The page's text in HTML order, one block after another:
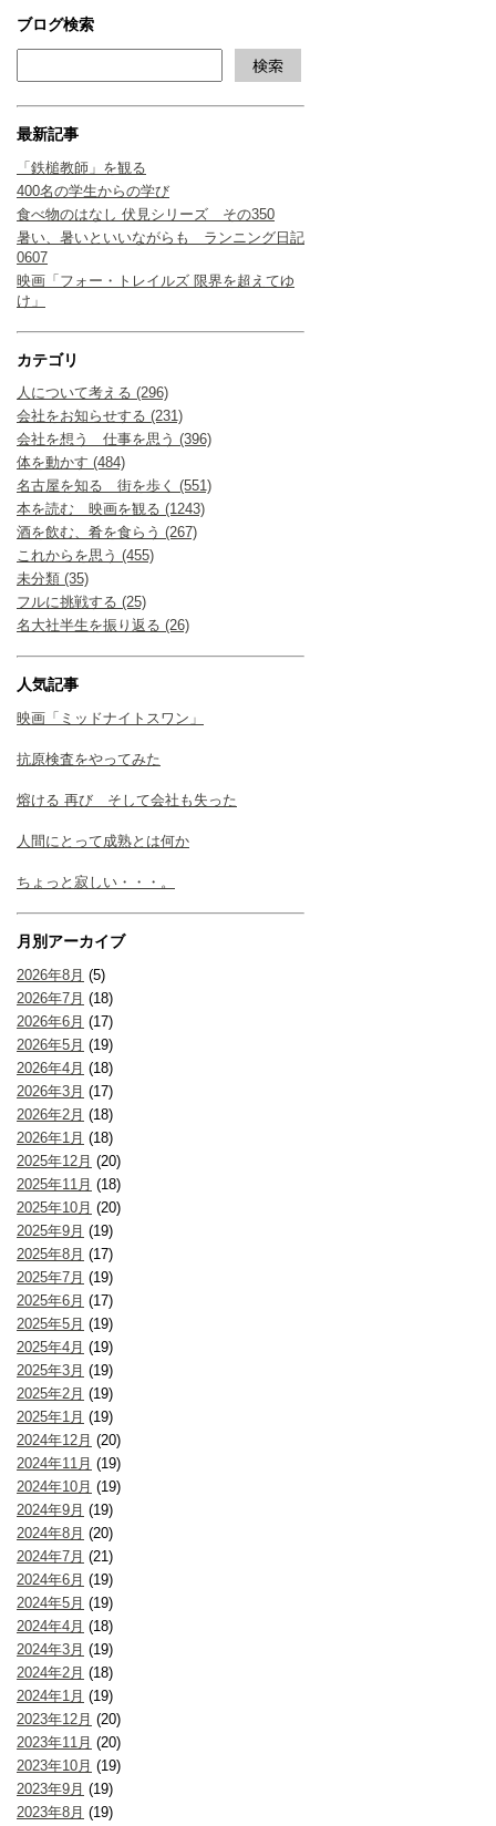
ブログ検索
最新記事
「鉄槌教師」を観る
400名の学生からの学び
食べ物のはなし 伏見シリーズ その350
暑い、暑いといいながらも ランニング日記
0607
映画「フォー・トレイルズ 限界を超えてゆ
け」
カテゴリ
人について考える (296)
会社をお知らせする (231)
会社を想う 仕事を思う (396)
体を動かす (484)
名古屋を知る 街を歩く (551)
本を読む 映画を観る (1243)
酒を飲む、肴を食らう (267)
これからを思う (455)
未分類 (35)
フルに挑戦する (25)
名大社半生を振り返る (26)
人気記事
映画「ミッドナイトスワン」
抗原検査をやってみた
熔ける 再び そして会社も失った
人間にとって成熟とは何か
ちょっと寂しい・・・。
月別アーカイブ
2026年8月 (5)
2026年7月 (18)
2026年6月 (17)
2026年5月 (19)
2026年4月 (18)
2026年3月 (17)
2026年2月 (18)
2026年1月 (18)
2025年12月 (20)
2025年11月 (18)
2025年10月 (20)
2025年9月 (19)
2025年8月 (17)
2025年7月 (19)
2025年6月 (17)
2025年5月 (19)
2025年4月 (19)
2025年3月 (19)
2025年2月 (19)
2025年1月 (19)
2024年12月 (20)
2024年11月 (19)
2024年10月 (19)
2024年9月 (19)
2024年8月 (20)
2024年7月 (21)
2024年6月 (19)
2024年5月 (19)
2024年4月 (18)
2024年3月 (19)
2024年2月 (18)
2024年1月 (19)
2023年12月 (20)
2023年11月 (20)
2023年10月 (19)
2023年9月 (19)
2023年8月 (19)